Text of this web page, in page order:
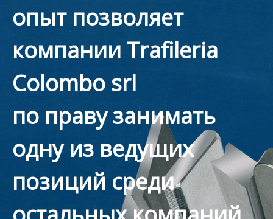
опыт позволяет
компании Trafileria
Colombo srl
по праву занимать
одну из ведущих
позиций среди